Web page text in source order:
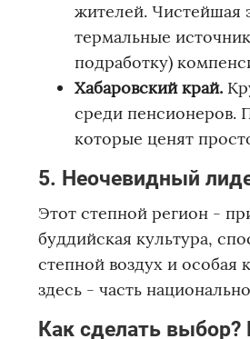
жителей. Чистейшая
термальные
подработку)
Хабаровский край.
среди пенсионеров.
которые ценят
5. Неочевидный
Этот степной регион -
буддийская культура,
степной воздух и
здесь - часть
Как сделать выбор?